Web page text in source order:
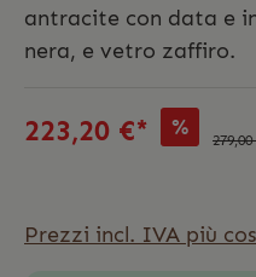
antracite con data e
nera, e vetro zaffiro.
223,20 €* %
Prezzi incl. IVA più